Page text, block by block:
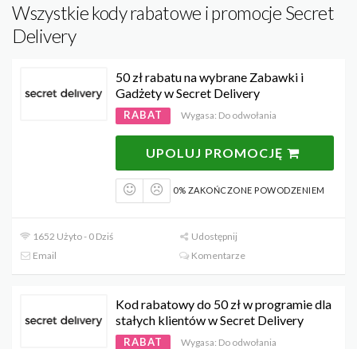
Wszystkie kody rabatowe i promocje Secret
Delivery
50 zł rabatu na wybrane Zabawki i
Gadżety w Secret Delivery
RABAT Wygasa: Do odwołania
UPOLUJ PROMOCJĘ
0% ZAKOŃCZONE POWODZENIEM
1652 Użyto - 0 Dziś
Udostępnij
Email
Komentarze
Kod rabatowy do 50 zł w programie dla
stałych klientów w Secret Delivery
RABAT Wygasa: Do odwołania